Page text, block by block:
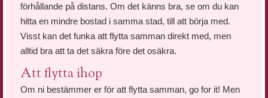
förhållande på distans. Om det känns bra, se om du kan
hitta en mindre bostad i samma stad, till att börja med.
Visst kan det funka att flytta samman direkt med, men
alltid bra att ta det säkra före det osäkra.
Att flytta ihop
Om ni bestämmer er för att flytta samman, go for it! Men